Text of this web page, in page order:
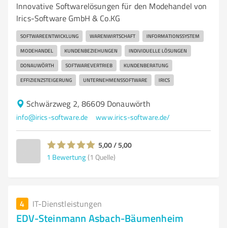
Innovative Softwarelösungen für den Modehandel von
Irics-Software GmbH & Co.KG
SOFTWAREENTWICKLUNG WARENWIRTSCHAFT INFORMATIONSSYSTEM
MODEHANDEL KUNDENBEZIEHUNGEN INDIVIDUELLE LÖSUNGEN
DONAUWÖRTH SOFTWAREVERTRIEB KUNDENBERATUNG
EFFIZIENZSTEIGERUNG UNTERNEHMENSSOFTWARE IRICS
Schwärzweg 2, 86609 Donauwörth
info@irics-software.de www.irics-software.de/
5,00 / 5,00
1 Bewertung (1 Quelle)
4 IT-Dienstleistungen
EDV-Steinmann Asbach-Bäumenheim